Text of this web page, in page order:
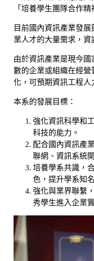
「培養學生團隊合作精
目前國內資訊產業發
業人才的大量需求，資
由於資訊產業是現今
數的企業或組織在經
化，可預期資訊工程人
本系的發展目標：
強化資訊科學和
科技的能力。
配合國內資訊產
聯網、資訊系統
培養學系共識，
色，提升學系知
強化與業界聯繫
秀學生進入企業